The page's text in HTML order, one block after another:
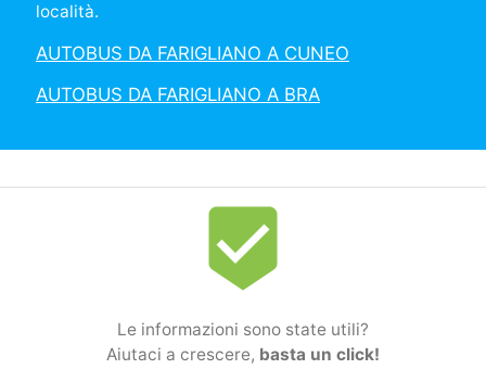
località.
AUTOBUS DA FARIGLIANO A CUNEO
AUTOBUS DA FARIGLIANO A BRA
beenhere
Le informazioni sono state utili?
Aiutaci a crescere, basta un click!